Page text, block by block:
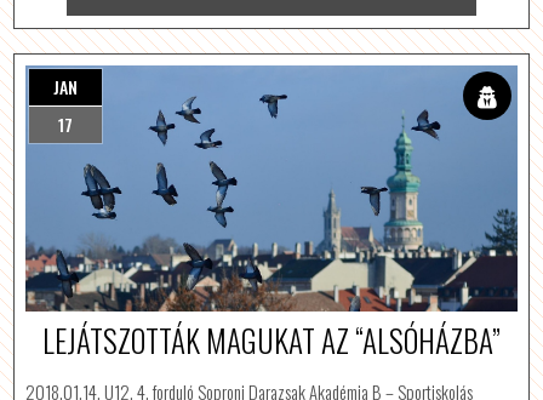
JAN
17
LEJÁTSZOTTÁK MAGUKAT AZ “ALSÓHÁZBA”
2018.01.14. U12, 4. forduló Soproni Darazsak Akadémia B – Sportiskolás